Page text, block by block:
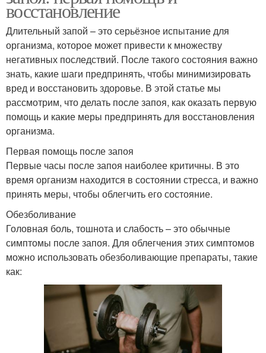
восстановление
Длительный запой – это серьёзное испытание для
организма, которое может привести к множеству
негативных последствий. После такого состояния важно
знать, какие шаги предпринять, чтобы минимизировать
вред и восстановить здоровье. В этой статье мы
рассмотрим, что делать после запоя, как оказать первую
помощь и какие меры предпринять для восстановления
организма.
Первая помощь после запоя
Первые часы после запоя наиболее критичны. В это
время организм находится в состоянии стресса, и важно
принять меры, чтобы облегчить его состояние.
Обезболивание
Головная боль, тошнота и слабость – это обычные
симптомы после запоя. Для облегчения этих симптомов
можно использовать обезболивающие препараты, такие
как: